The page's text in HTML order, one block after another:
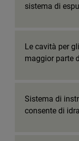
sistema di
Le cavità per
maggior parte
Sistema di
consente di